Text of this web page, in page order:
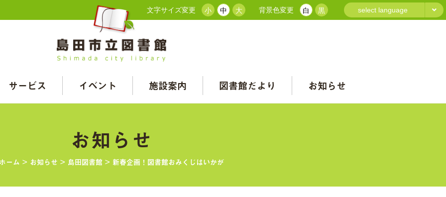
文字サイズ変更 小 中 大 背景色変更 白 黒 select language
サービス イベント 施設案内 図書館だより お知らせ
お知らせ
ーム > お知らせ > 島田図書館 > 新春企画！図書館おみくじはいかが